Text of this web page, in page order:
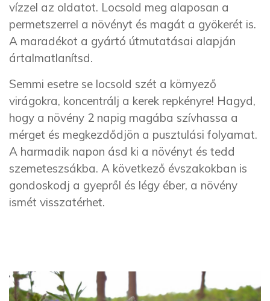
vízzel az oldatot. Locsold meg alaposan a
permetszerrel a növényt és magát a gyökerét is.
A maradékot a gyártó útmutatásai alapján
ártalmatlanítsd.
Semmi esetre se locsold szét a környező
virágokra, koncentrálj a kerek repkényre! Hagyd,
hogy a növény 2 napig magába szívhassa a
mérget és megkezdődjön a pusztulási folyamat.
A harmadik napon ásd ki a növényt és tedd
szemeteszsákba. A következő évszakokban is
gondoskodj a gyepről és légy éber, a növény
ismét visszatérhet.